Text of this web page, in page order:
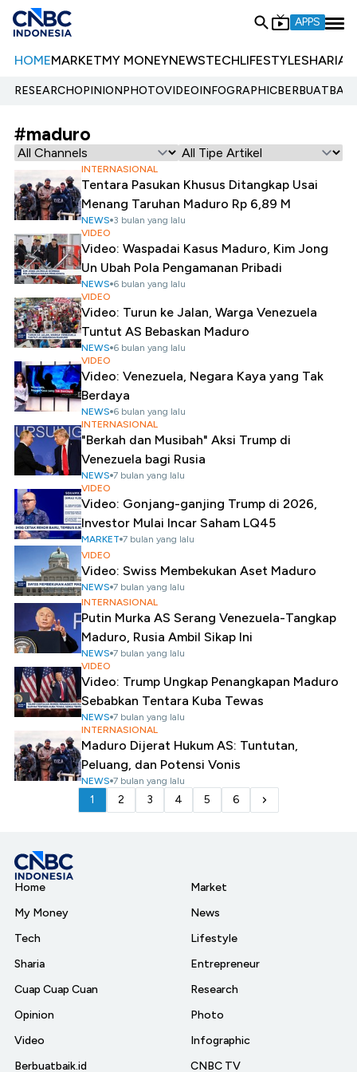
APPS
HOMEMARKETMY MONEYNEWSTECHLIFESTYLESHARIA
RESEARCHOPINIONPHOTOVIDEOINFOGRAPHIC
#maduro
INTERNASIONAL
Tentara Pasukan Khusus Ditangkap Usai
Menang Taruhan Maduro Rp 6,89 M
NEWS 3 bulan yang lalu
VIDEO
Video: Waspadai Kasus Maduro, Kim Jong
Un Ubah Pola Pengamanan Pribadi
NEWS 6 bulan yang lalu
VIDEO
Video: Turun ke Jalan, Warga Venezuela
Tuntut AS Bebaskan Maduro
NEWS 6 bulan yang lalu
VIDEO
Video: Venezuela, Negara Kaya yang Tak
Berdaya
NEWS 6 bulan yang lalu
INTERNASIONAL
"Berkah dan Musibah" Aksi Trump di
Venezuela bagi Rusia
NEWS 7 bulan yang lalu
VIDEO
Video: Gonjang-ganjing Trump di 2026,
Investor Mulai Incar Saham LQ45
MARKET 7 bulan yang lalu
VIDEO
Video: Swiss Membekukan Aset Maduro
NEWS 7 bulan yang lalu
INTERNASIONAL
Putin Murka AS Serang Venezuela-Tangkap
Maduro, Rusia Ambil Sikap Ini
NEWS 7 bulan yang lalu
VIDEO
Video: Trump Ungkap Penangkapan Maduro
Sebabkan Tentara Kuba Tewas
NEWS 7 bulan yang lalu
INTERNASIONAL
Maduro Dijerat Hukum AS: Tuntutan,
Peluang, dan Potensi Vonis
NEWS 7 bulan yang lalu
1 2 3 4 5 6
Home
My Money
Tech
Sharia
Cuap Cuap Cuan
Opinion
Video
Berbuatbaik.id
Market
News
Lifestyle
Entrepreneur
Research
Photo
Infographic
CNBC TV